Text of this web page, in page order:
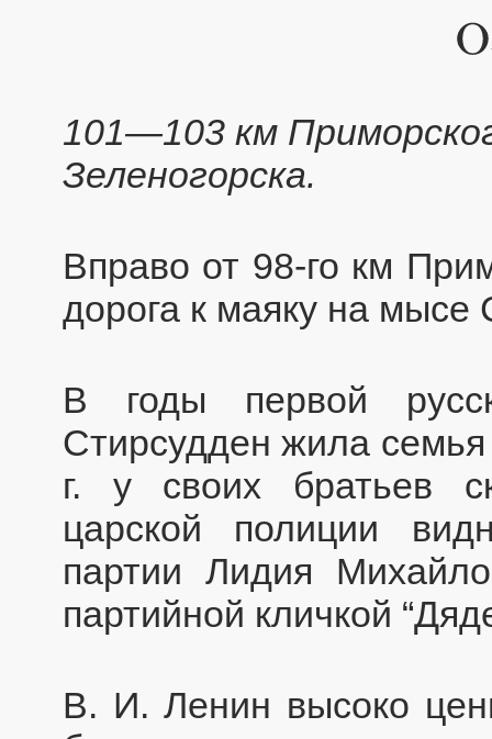
101—103 км
Зеленогорска.
Вправо от 98-го км
дорога к маяку на мысе
В годы первой
Стирсудден жила
г. у своих братьев
царской полиции
партии Лидия
партийной кличкой
В. И. Ленин высоко